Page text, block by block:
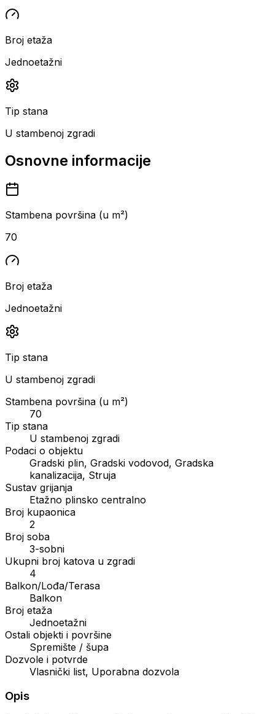
Broj etaža
Jednoetažni
Tip stana
U stambenoj zgradi
Osnovne informacije
Stambena površina (u m²)
70
Broj etaža
Jednoetažni
Tip stana
U stambenoj zgradi
Stambena površina (u m²)
70
Tip stana
U stambenoj zgradi
Podaci o objektu
Gradski plin, Gradski vodovod, Gradska
kanalizacija, Struja
Sustav grijanja
Etažno plinsko centralno
Broj kupaonica
2
Broj soba
3-sobni
Ukupni broj katova u zgradi
4
Balkon/Lođa/Terasa
Balkon
Broj etaža
Jednoetažni
Ostali objekti i površine
Spremište / šupa
Dozvole i potvrde
Vlasnički list, Uporabna dozvola
Opis